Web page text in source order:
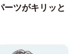
ーツがキリッと